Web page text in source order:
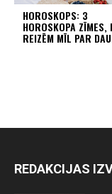
HOROSKOPS: 3
HOROSKOPA ZĪMES,
REIZĒM MĪL PAR
REDAKCIJAS